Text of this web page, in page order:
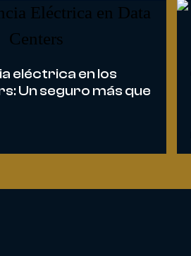
eléctrica en los
Un seguro más que